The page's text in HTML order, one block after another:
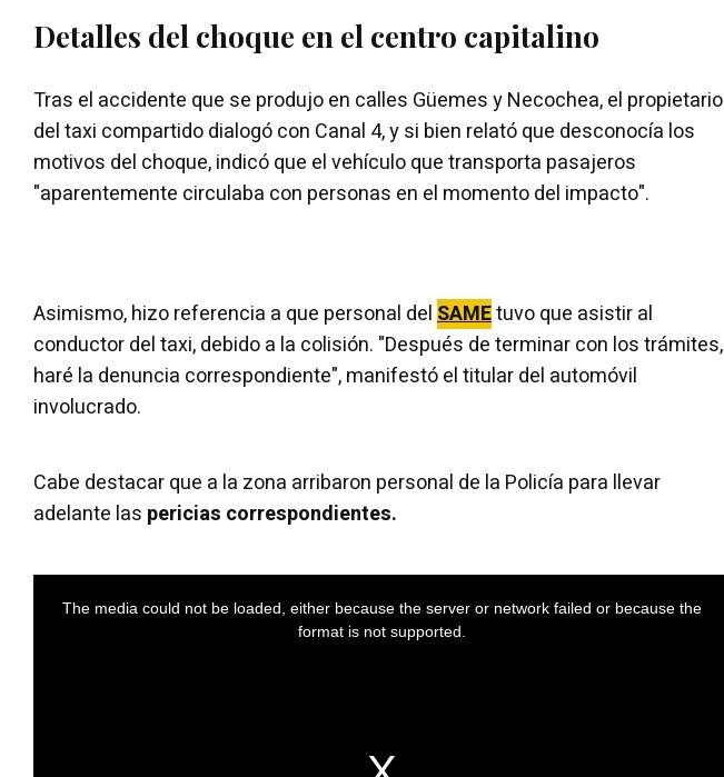
Detalles del choque en el centro capitalino
Tras el accidente que se produjo en calles Güemes y Necochea, el propietario
del taxi compartido dialogó con Canal 4, y si bien relató que desconocía los
motivos del choque, indicó que el vehículo que transporta pasajeros
"aparentemente circulaba con personas en el momento del impacto".
Asimismo, hizo referencia a que personal delSAMEtuvo que asistir al
conductor del taxi, debido a la colisión. "Después de terminar con los trámites,
haré la denuncia correspondiente", manifestó el titular del automóvil
involucrado.
Cabe destacar que a la zona arribaron personal de la Policía para llevar
adelante las pericias correspondientes.